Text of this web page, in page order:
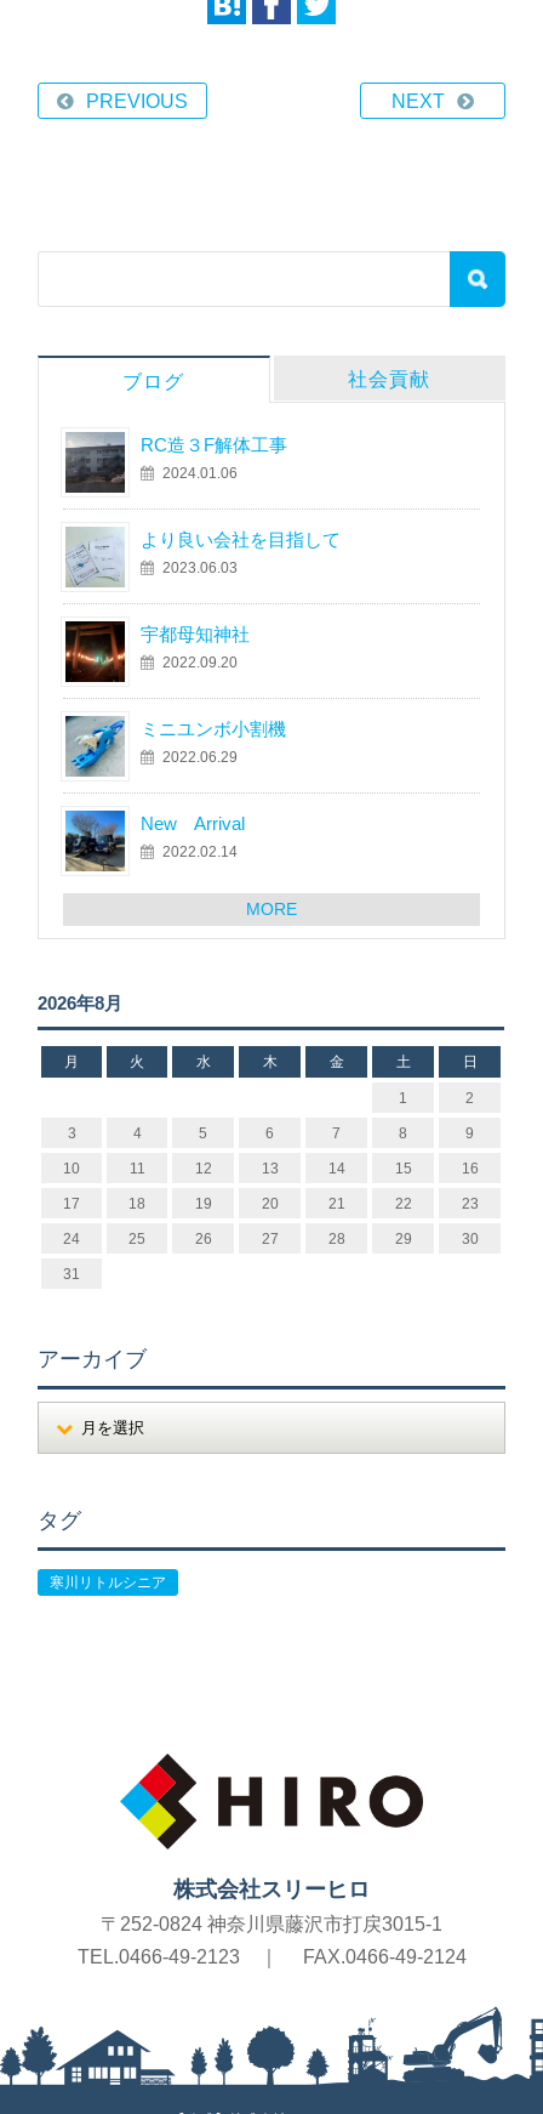
PREVIOUS NEXT
ブログ 社会貢献
RC造３F解体工事
2024.01.06
より良い会社を目指して
2023.06.03
宇都母知神社
2022.09.20
ミニユンボ小割機
2022.06.29
New Arrival
2022.02.14
MORE
2026年8月
月 火 水 木 金 土 日
1 2
3 4 5 6 7 8 9
10 11 12 13 14 15 16
17 18 19 20 21 22 23
24 25 26 27 28 29 30
31
アーカイブ
タグ
寒川リトルシニア
株式会社スリーヒロ
〒252-0824 神奈川県藤沢市打戻3015-1
TEL.0466-49-2123｜ FAX.0466-49-2124